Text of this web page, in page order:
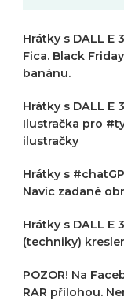
Hrátky s DALL E
Fica. Black
banánu.
Hrátky s DALL E
Ilustračka pro
ilustračky
Hrátky s
Navíc zadané
Hrátky s DALL E
(techniky)
POZOR! Na
RAR přílohou.